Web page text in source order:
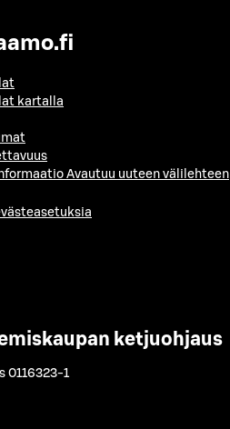
kartalla
Avautuu uuteen välilehteen
ketjuohjaus
0116323-1